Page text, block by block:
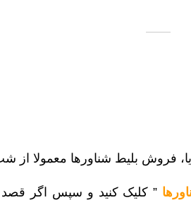
فروش بلیط شناورها معمولا
” کلیک کنید و سپس اگر قصد